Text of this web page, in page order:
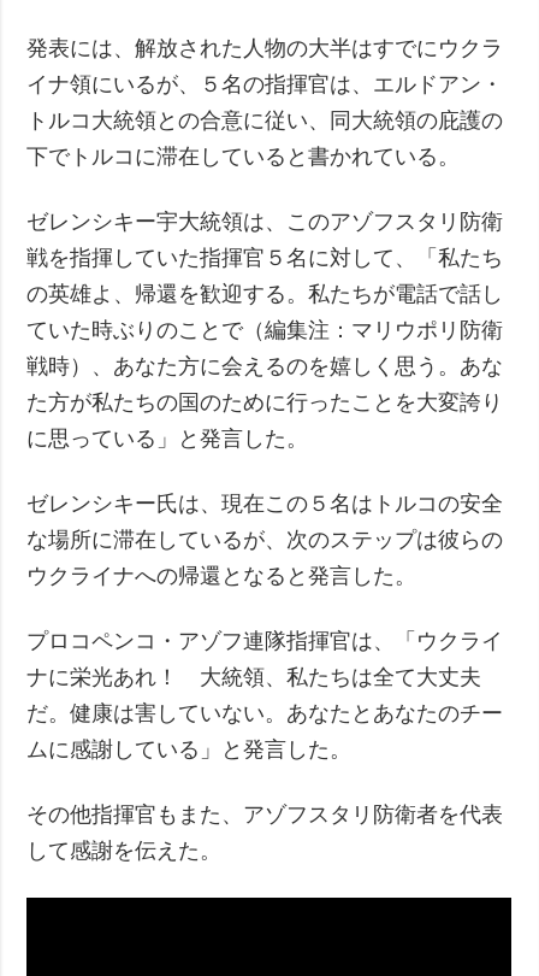
発表には、解放された人物の大半はすでにウクラ
イナ領にいるが、５名の指揮官は、エルドアン・
トルコ大統領との合意に従い、同大統領の庇護の
下でトルコに滞在していると書かれている。
ゼレンシキー宇大統領は、このアゾフスタリ防衛
戦を指揮していた指揮官５名に対して、「私たち
の英雄よ、帰還を歓迎する。私たちが電話で話し
ていた時ぶりのことで（編集注：マリウポリ防衛
戦時）、あなた方に会えるのを嬉しく思う。あな
た方が私たちの国のために行ったことを大変誇り
に思っている」と発言した。
ゼレンシキー氏は、現在この５名はトルコの安全
な場所に滞在しているが、次のステップは彼らの
ウクライナへの帰還となると発言した。
プロコペンコ・アゾフ連隊指揮官は、「ウクライ
ナに栄光あれ！ 大統領、私たちは全て大丈夫
だ。健康は害していない。あなたとあなたのチー
ムに感謝している」と発言した。
その他指揮官もまた、アゾフスタリ防衛者を代表
して感謝を伝えた。